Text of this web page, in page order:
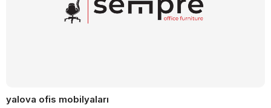
yalova ofis mobilyaları